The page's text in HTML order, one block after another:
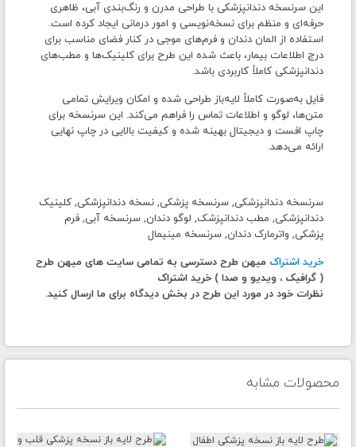
این سرنسخه دندانپزشکی با طراحی مدرن و رنگ‌بندی آبی، ظاهری
حرفه‌ای و منظم برای نسخه‌نویسی و امور درمانی ایجاد کرده است.
استفاده از المان دندان و فرم‌های موجی در کنار فضای مناسب برای
درج اطلاعات بیمار، باعث شده این طرح برای کلینیک‌ها و مطب‌های
دندانپزشکی کاملاً کاربردی باشد.
فایل به‌صورت کاملاً لایه‌باز طراحی شده و امکان ویرایش تمامی
متن‌ها، لوگو و اطلاعات تماس را فراهم می‌کند. این سرنسخه برای
چاپ افست و دیجیتال بهینه شده و کیفیت بالایی در چاپ نهایی
ارائه می‌دهد.
سرنسخه دندانپزشکی, سرنسخه پزشکی, نسخه دندانپزشکی, کلینیک
دندانپزشکی, مطب دندانپزشک, لوگو دندان, سرنسخه آبی, فرم
پزشکی, واترمارک دندان, سرنسخه مینیمال
خرید اشتراک میهن طرح دسترسی به تمامی سایت های میهن طرح
( گرافیک ، ویدیو و صدا ) خرید اشتراک
نظرات خود در مورد این طرح در بخش دیدگاه برای ما ارسال کنید.
محصولات مشابه